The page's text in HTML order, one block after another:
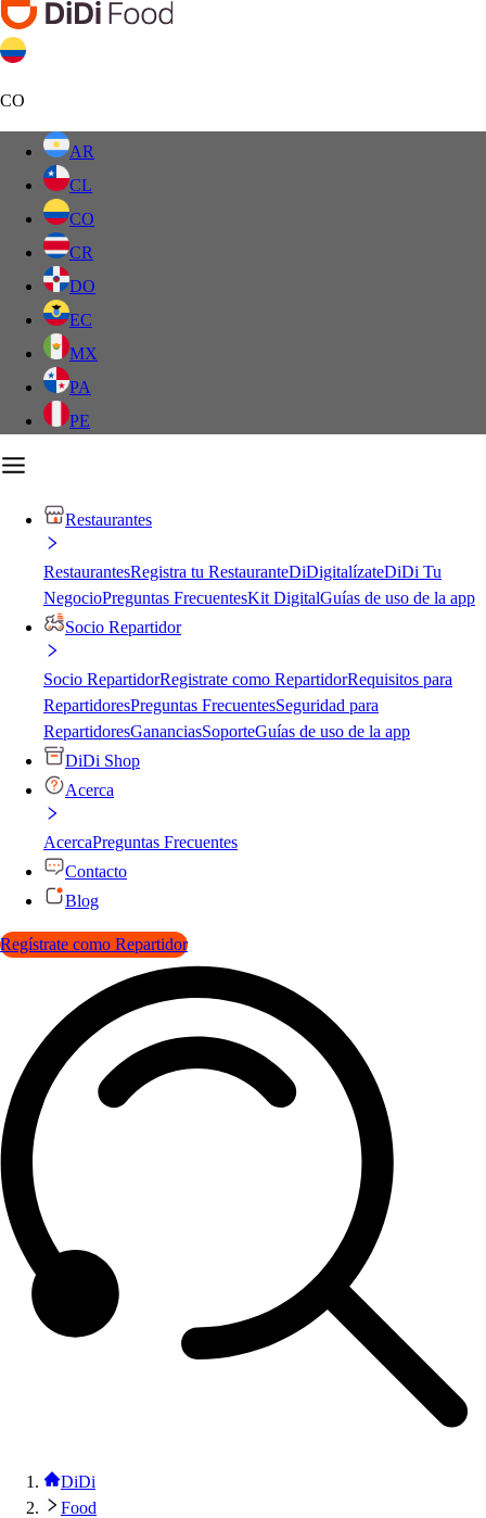
CO
AR
CL
CO
CR
DO
EC
MX
PA
PE
Restaurantes
RestaurantesRegistra tu RestauranteDiDigitalízateDiDi Tu
NegocioPreguntas FrecuentesKit DigitalGuías de uso de la app
Socio Repartidor
Socio RepartidorRegistrate como RepartidorRequisitos para
RepartidoresPreguntas FrecuentesSeguridad para
RepartidoresGananciasSoporteGuías de uso de la app
DiDi Shop
Acerca
AcercaPreguntas Frecuentes
Contacto
Blog
Regístrate como Repartidor
DiDi
Food